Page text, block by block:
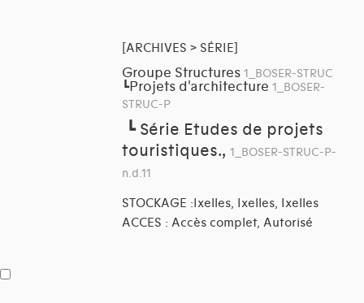
[ARCHIVES > SÉRIE]
Groupe Structures 1_BOSER-STRUC
┗Projets d'architecture 1_BOSER-
STRUC-P
┗ Série Etudes de projets
touristiques., 1_BOSER-STRUC-P-
n.d.11
STOCKAGE :Ixelles, Ixelles, Ixelles
ACCES : Accès complet, Autorisé